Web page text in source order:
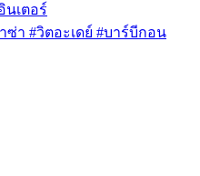
นเตอร์
ซ่า #วิตอะเดย์ #บาร์บีกอน